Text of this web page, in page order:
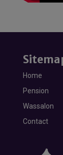
Home
Pension
Wassalon
Contact